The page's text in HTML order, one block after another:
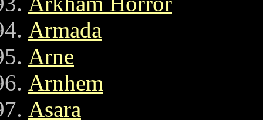
Armada
Arne
Arnhem
Asara